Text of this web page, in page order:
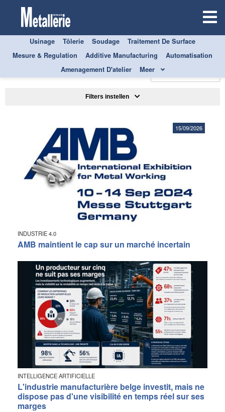
Usinage Tôlerie Soudage
Traitement De Surface
Mesure & Regulation
Additive Manufacturing
Automatisation
Amenagement D'atelier
Meer
TOUS AUTOMATISATION
Trier par
Filters instellen
INDUSTRIE 4.0
AMB maintient le cap sur un marché incertain
15/09/2026
INTELLIGENCE ARTIFICIELLE
L'industrie manufacturière belge investit, mais ne
dispose pas d'une visibilité en temps réel sur ses
marges